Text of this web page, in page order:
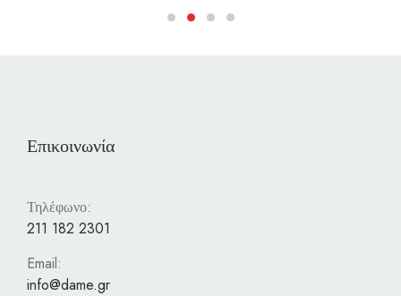
Επικοινωνία
Τηλέφωνο:
211 182 2301
Email:
info@dame.gr